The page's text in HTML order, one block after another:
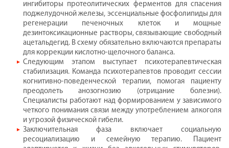
ингибиторы протеолитических ферментов для спасения
поджелудочной железы, эссенциальные фосфолипиды для
регенерации печеночных клеток и мощные
дезинтоксикационные растворы, связывающие свободный
ацетальдегид. В схему обязательно включаются препараты
для коррекции кислотно-щелочного баланса.
Следующим этапом выступает психотерапевтическая
стабилизация. Команда психотерапевтов проводит сессии
когнитивно-поведенческой терапии, помогая пациенту
преодолеть анозогнозию (отрицание болезни).
Специалисты работают над формированием у зависимого
четкого понимания связи между употреблением алкоголя
и угрозой физической гибели.
Заключительная фаза включает социальную
ресоциализацию и семейную терапию. Пациент